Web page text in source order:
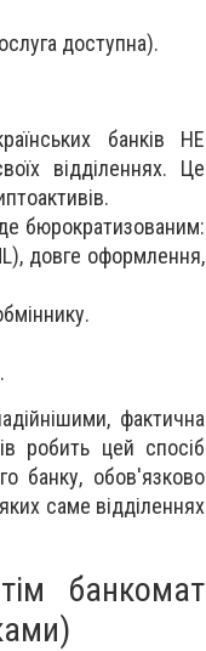
доступна).
банків НЕ
відділеннях. Це
бюрократизованим:
довге оформлення,
фактична
робить цей спосіб
банку, обов'язково
саме відділеннях
банкомат